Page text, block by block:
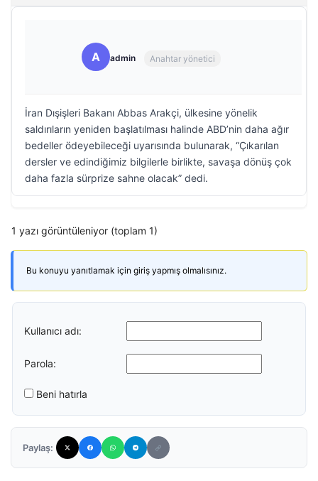
A admin Anahtar yönetici
İran Dışişleri Bakanı Abbas Arakçi, ülkesine yönelik
saldırıların yeniden başlatılması halinde ABD’nin daha ağır
bedeller ödeyebileceği uyarısında bulunarak, “Çıkarılan
dersler ve edindiğimiz bilgilerle birlikte, savaşa dönüş çok
daha fazla sürprize sahne olacak” dedi.
1 yazı görüntüleniyor (toplam 1)
Bu konuyu yanıtlamak için giriş yapmış olmalısınız.
Kullanıcı adı:
Parola:
Beni hatırla
Paylaş: